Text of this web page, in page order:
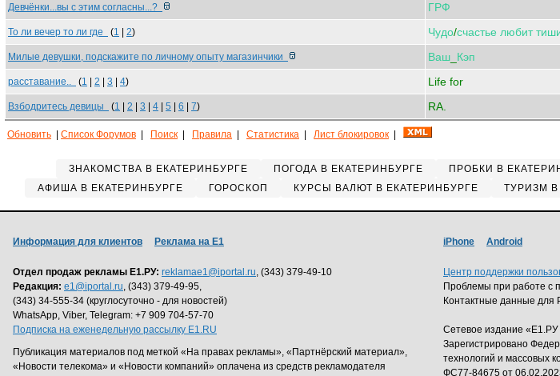
Девчёнки...вы с этим согласны...? ГРФ
То ли вечер то ли где (1 2) Чудо/счастье любит
Милые девушки, подскажите по личному опыту магазинчики Ваш Кэп
расставание.. (1 2 3 4) Life for
Взбодритесь девицы (1 2 3 4 5 6 7) RA.
Обновить Список Форумов Поиск Правила Статистика Лист блокировок
ЗНАКОМСТВА В ЕКАТЕРИНБУРГЕ ПОГОДА В ЕКАТЕРИНБУРГЕ ПРОБКИ В
АФИША В ЕКАТЕРИНБУРГЕ
ГОРОСКОП КУРСЫ ВАЛЮТ В ЕКАТЕРИНБУРГЕ ТУРИЗМ В
Информация для клиентов Реклама на Е1
Отдел продаж рекламы Е1.РУ: reklamae1@iportal.ru, (343) 379-49-10
Редакция: e1@iportal.ru, (343) 379-49-95,
(343) 34-555-34 (круглосуточно - для новостей)
WhatsApp, Viber, Telegram: +7 909 704-57-70
Подписка на еженедельную рассылку E1.RU
Публикация материалов под меткой «На правах рекламы», «Партнёрский материал»,
«Новости телекома» и «Новости компаний» оплачена из средств рекламодателя
iPhone Android
Центр поддержки
Проблемы при работе с
Контактные данные для
Сетевое издание
Зарегистрировано
технологий и массовых
ФС77-84675 от